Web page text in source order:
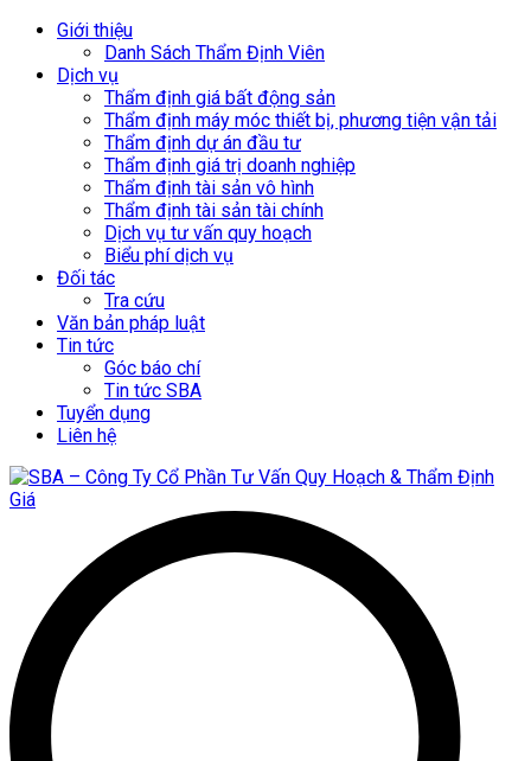
Giới thiệu
Danh Sách Thẩm Định Viên
Dịch vụ
Thẩm định giá bất động sản
Thẩm định máy móc thiết bị, phương tiện vận tải
Thẩm định dự án đầu tư
Thẩm định giá trị doanh nghiệp
Thẩm định tài sản vô hình
Thẩm định tài sản tài chính
Dịch vụ tư vấn quy hoạch
Biểu phí dịch vụ
Đối tác
Tra cứu
Văn bản pháp luật
Tin tức
Góc báo chí
Tin tức SBA
Tuyển dụng
Liên hệ